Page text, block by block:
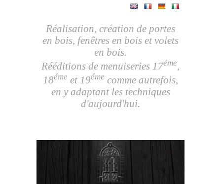
Réalisation, création de portes
en bois, fenêtres en bois et volets
en bois.
Rééditions de menuiseries 17éme,
18éme et 19éme comme autrefois,
en y adaptant les techniques
d'aujourd'hui.